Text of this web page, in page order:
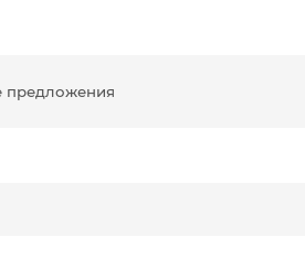
предложения